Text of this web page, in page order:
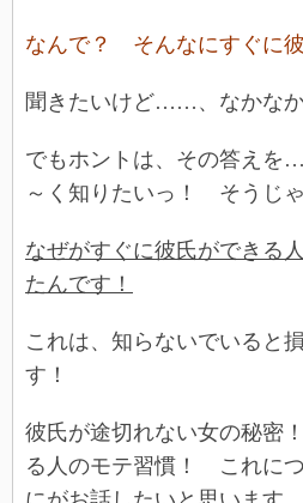
なんで？ そんなにすぐに
聞きたいけど……、なかなか
でもホントは、その答え
～く知りたいっ！ そうじ
なぜがすぐに彼氏ができる
たんです！
これは、知らないでいると
す！
彼氏が途切れない女の秘密
る人のモテ習慣！ これに